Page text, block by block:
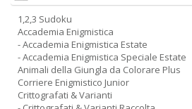
1,2,3 Sudoku
Accademia Enigmistica
- Accademia Enigmistica Estate
- Accademia Enigmistica Speciale Estate
Animali della Giungla da Colorare Plus
Corriere Enigmistico Junior
Crittografati & Varianti